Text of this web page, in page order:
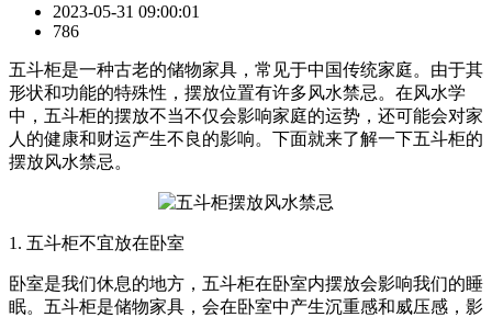
2023-05-31 09:00:01
786
五斗柜是一种古老的储物家具，常见于中国传统家庭。由于其
形状和功能的特殊性，摆放位置有许多风水禁忌。在风水学
中，五斗柜的摆放不当不仅会影响家庭的运势，还可能会对家
人的健康和财运产生不良的影响。下面就来了解一下五斗柜的
摆放风水禁忌。
1. 五斗柜不宜放在卧室
卧室是我们休息的地方，五斗柜在卧室内摆放会影响我们的睡
眠。五斗柜是储物家具，会在卧室中产生沉重感和威压感，影